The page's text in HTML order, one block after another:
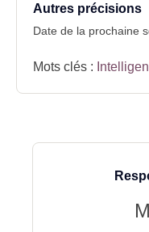
Autres précisions
Date de la prochaine
Mots clés :